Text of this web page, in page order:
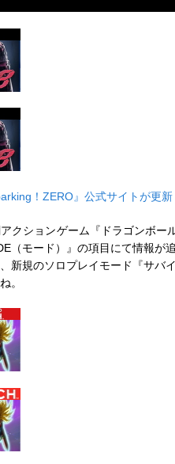
！ZERO』公式サイトが更新
クションゲーム『ドラゴンボ
（モード）』の項目にて情報が
新規のソロプレイモード『サバ
。